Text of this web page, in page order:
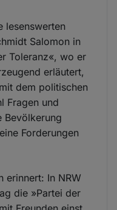
lesenswerten
Salomon in
Toleranz«, wo er
erläutert,
dem politischen
Fragen und
Bevölkerung
Forderungen
erinnert: In NRW
die »Partei der